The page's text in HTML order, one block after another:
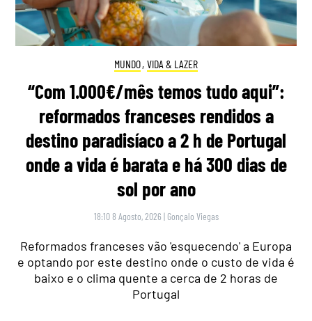
MUNDO, VIDA & LAZER
“Com 1.000€/mês temos tudo aqui”:
reformados franceses rendidos a
destino paradisíaco a 2 h de Portugal
onde a vida é barata e há 300 dias de
sol por ano
18:10 8 Agosto, 2026 | Gonçalo Viegas
Reformados franceses vão 'esquecendo' a Europa
e optando por este destino onde o custo de vida é
baixo e o clima quente a cerca de 2 horas de
Portugal